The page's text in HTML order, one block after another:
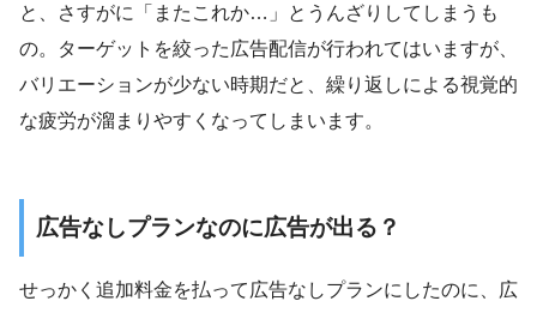
と、さすがに「またこれか…」とうんざりしてしまうも
の。ターゲットを絞った広告配信が行われてはいますが、
バリエーションが少ない時期だと、繰り返しによる視覚的
な疲労が溜まりやすくなってしまいます。
広告なしプランなのに広告が出る？
せっかく追加料金を払って広告なしプランにしたのに、広